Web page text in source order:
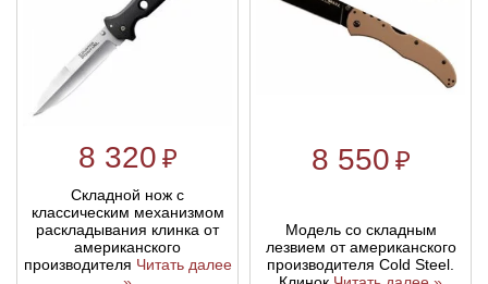
8 320 ₽
Складной нож с
классическим механизмом
раскладывания клинка от
американского
производителя Читать далее
8 550 ₽
Модель со складным
лезвием от американского
производителя Cold Steel.